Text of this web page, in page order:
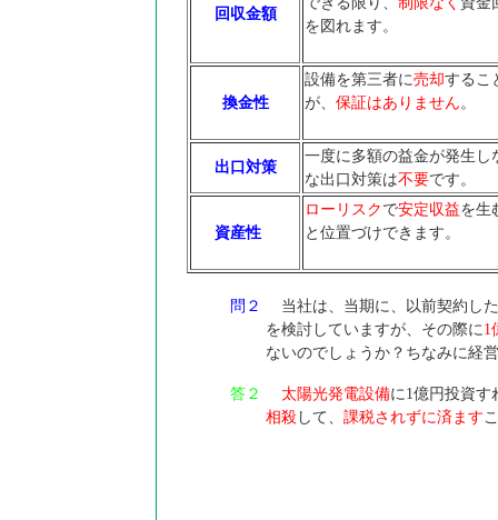
回収金額
を図れます。
換金性
設備を第三者に売却するこ
が、 保証はありません。
出口対策
一度に多額の益金が発生し
な出口対策は不要です。
資産性
ローリスク で安定収益を生
と位置づけできます。
問２
当社は、当期に、以前契約した
を検討していますが、その際に1
ないのでしょうか？ちなみに経
答２ 太陽光発電設備に1億円投資す
相殺して、 課税されずに済ます